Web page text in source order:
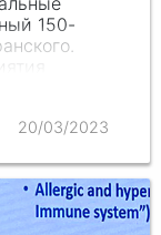
150-
.
20/03/2023